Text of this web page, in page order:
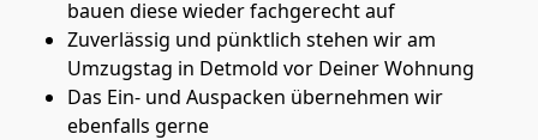
bauen diese wieder fachgerecht auf
Zuverlässig und pünktlich stehen wir am
Umzugstag in Detmold vor Deiner Wohnung
Das Ein- und Auspacken übernehmen wir
ebenfalls gerne